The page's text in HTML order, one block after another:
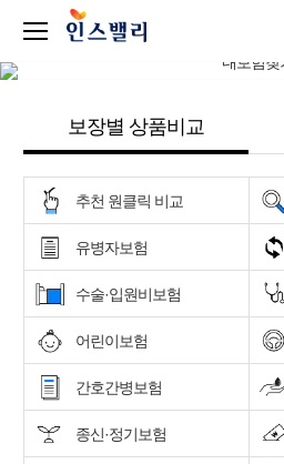
보장별 상품비교
추천 원클릭 비교
유병자보험
수술·입원비보험
어린이보험
간호간병보험
종신·정기보험